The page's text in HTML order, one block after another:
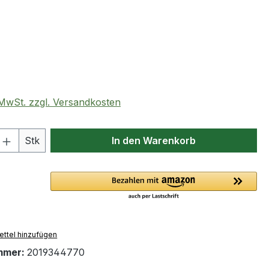
zzgl. Versandkosten
Gib den gewünschten Wert
Stk In den Warenkorb
hinzufügen
2019344770